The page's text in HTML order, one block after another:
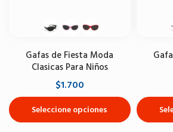
Gafas de Fiesta Moda
Clasicas Para Niños
$1.700
Seleccione opciones